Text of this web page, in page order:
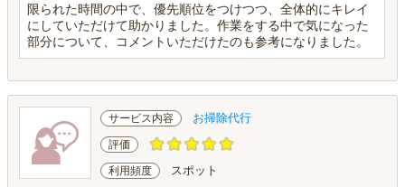
限られた時間の中で、優先順位をつけつつ、全体的にキレイ
にしていただけて助かりました。作業をする中で気になった
部分について、コメントいただけたのも参考になりました。
サービス内容 お掃除代行
評価
利用頻度 スポット